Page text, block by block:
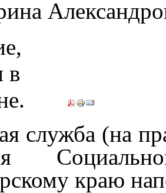
служба (на
Социальн
краю